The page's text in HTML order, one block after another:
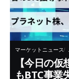
マーケットニュース
【今日の
もBTC事業